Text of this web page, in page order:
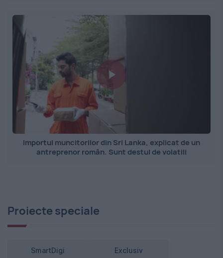
Importul muncitorilor din Sri Lanka, explicat de un
antreprenor român. Sunt destul de volatili
Proiecte speciale
SmartDigi Exclusiv